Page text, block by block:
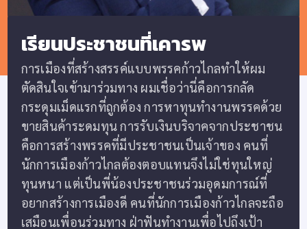
เรียนประชาชนที่เคารพ
การเมืองที่สร้างสรรค์แบบพรรคก้าวไกลทำให้ผม
ตัดสินใจเข้ามาร่วมทาง ผมเชื่อว่านี่คือการกลัด
กระดุมเม็ดแรกที่ถูกต้อง การหาทุนทำงานพรรคด้วย
ขายสินค้าระดมทุน การรับเงินบริจาคจากประชาชน
คือการสร้างพรรคที่มีประชาชนเป็นเจ้าของ คนที่
นักการเมืองก้าวไกลต้องตอบแทนจึงไม่ใช่ทุนใหญ่
ทุนหนา แต่เป็นพี่น้องประชาชนร่วมอุดมการณ์ที่
อยากสร้างการเมืองดี คนที่นักการเมืองก้าวไกลจะถือ
เสมือนเพื่อนร่วมทาง ฝ่าฟันทำงานเพื่อไปถึงเป้า